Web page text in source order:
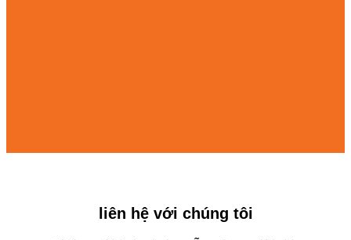
liên hệ với chúng tôi